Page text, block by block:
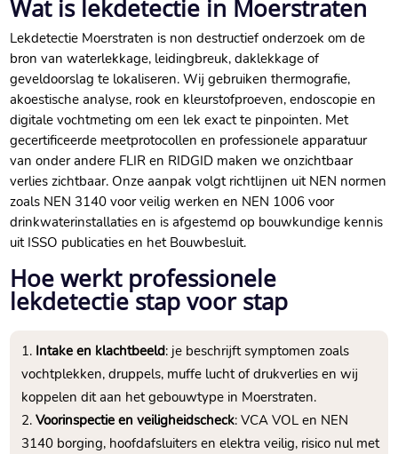
Wat is lekdetectie in Moerstraten
Lekdetectie Moerstraten is non destructief onderzoek om de
bron van waterlekkage, leidingbreuk, daklekkage of
geveldoorslag te lokaliseren.​ Wij gebruiken thermografie,
akoestische analyse, rook en kleurstofproeven, endoscopie en
digitale vochtmeting om een lek exact te pinpointen.​ Met
gecertificeerde meetprotocollen en professionele apparatuur
van onder andere FLIR en RIDGID maken we onzichtbaar
verlies zichtbaar.​ Onze aanpak volgt richtlijnen uit NEN normen
zoals NEN 3140 voor veilig werken en NEN 1006 voor
drinkwaterinstallaties en is afgestemd op bouwkundige kennis
uit ISSO publicaties en het Bouwbesluit.​
Hoe werkt professionele
lekdetectie stap voor stap
Intake en klachtbeeld: je beschrijft symptomen zoals
vochtplekken, druppels, muffe lucht of drukverlies en wij
koppelen dit aan het gebouwtype in Moerstraten.​
Voorinspectie en veiligheidscheck: VCA VOL en NEN
3140 borging, hoofdafsluiters en elektra veilig, risico nul met